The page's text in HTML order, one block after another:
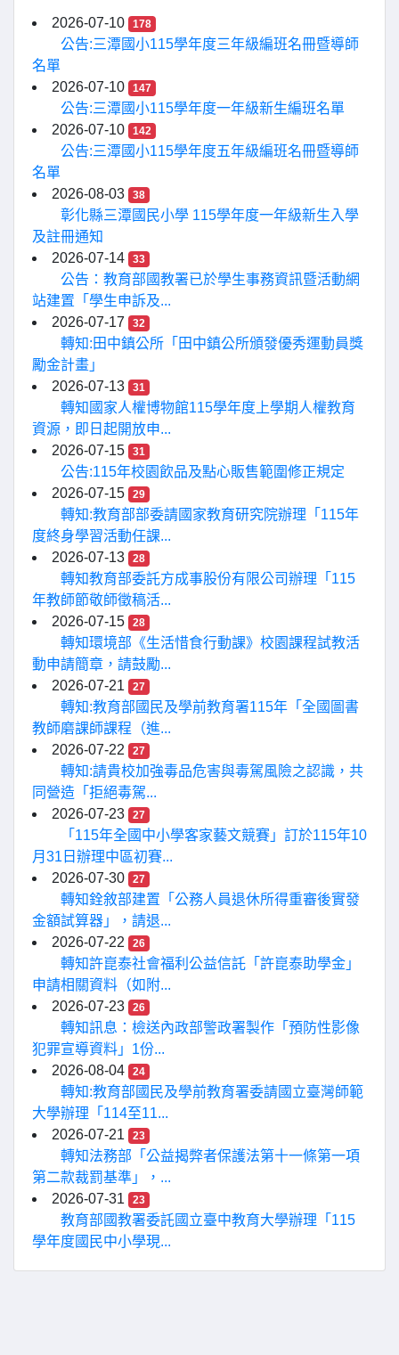
2026-07-10 178
公告:三潭國小115學年度三年級編班名冊暨導師
名單
2026-07-10
147
公告:三潭國小115學年度一年級新生編班名單
2026-07-10
142
公告:三潭國小115學年度五年級編班名冊暨導師
名單
2026-08-03
38
彰化縣三潭國民小學 115學年度一年級新生入學
及註冊通知
2026-07-14
33
公告：教育部國教署已於學生事務資訊暨活動網
站建置「學生申訴及...
2026-07-17
32
轉知:田中鎮公所「田中鎮公所頒發優秀運動員獎
勵金計畫」
2026-07-13
31
轉知國家人權博物館115學年度上學期人權教育
資源，即日起開放申...
2026-07-15
31
公告:115年校園飲品及點心販售範圍修正規定
2026-07-15
29
轉知:教育部部委請國家教育研究院辦理「115年
度終身學習活動任課...
2026-07-13
28
轉知教育部委託方成事股份有限公司辦理「115
年教師節敬師徵稿活...
2026-07-15
28
轉知環境部《生活惜食行動課》校園課程試教活
動申請簡章，請鼓勵...
2026-07-21
27
轉知:教育部國民及學前教育署115年「全國圖書
教師磨課師課程（進...
2026-07-22
27
轉知:請貴校加強毒品危害與毒駕風險之認識，共
同營造「拒絕毒駕...
2026-07-23
27
「115年全國中小學客家藝文競賽」訂於115年10
月31日辦理中區初賽...
2026-07-30
27
轉知銓敘部建置「公務人員退休所得重審後實發
金額試算器」，請退...
2026-07-22
26
轉知許崑泰社會福利公益信託「許崑泰助學金」
申請相關資料（如附...
2026-07-23
26
轉知訊息：檢送內政部警政署製作「預防性影像
犯罪宣導資料」1份...
2026-08-04
24
轉知:教育部國民及學前教育署委請國立臺灣師範
大學辦理「114至11...
2026-07-21
23
轉知法務部「公益揭弊者保護法第十一條第一項
第二款裁罰基準」，...
2026-07-31
23
教育部國教署委託國立臺中教育大學辦理「115
學年度國民中小學現...